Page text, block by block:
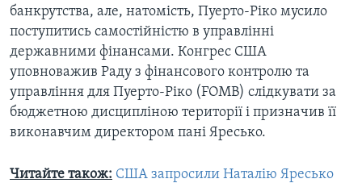
банкрутства, але, натомість, Пуерто-Ріко мусило
поступитись самостійністю в управлінні
державними фінансами. Конгрес США
уповноважив Раду з фінансового контролю та
управління для Пуерто-Ріко (FOMB) слідкувати за
бюджетною дисципліною території і призначив її
виконавчим директором пані Яресько.
Читайте також: США запросили Наталію Яресько